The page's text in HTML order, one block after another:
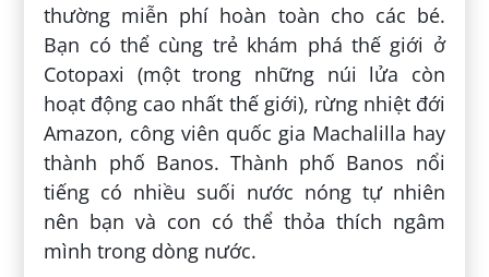
thường miễn phí hoàn toàn cho các bé.
Bạn có thể cùng trẻ khám phá thế giới ở
Cotopaxi (một trong những núi lửa còn
hoạt động cao nhất thế giới), rừng nhiệt đới
Amazon, công viên quốc gia Machalilla hay
thành phố Banos. Thành phố Banos nổi
tiếng có nhiều suối nước nóng tự nhiên
nên bạn và con có thể thỏa thích ngâm
mình trong dòng nước.